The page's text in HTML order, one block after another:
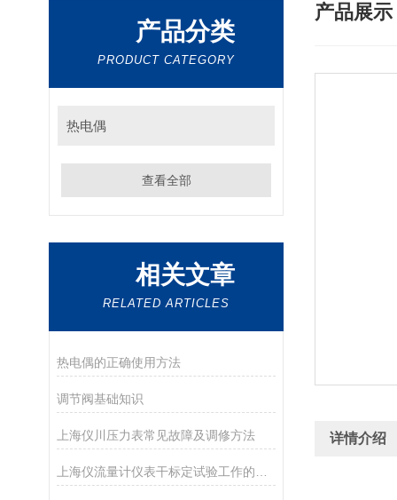
产品分类
PRODUCT CATEGORY
热电偶
查看全部
相关文章
RELATED ARTICLES
热电偶的正确使用方法
调节阀基础知识
上海仪川压力表常见故障及调修方法
产品展示
详情介绍